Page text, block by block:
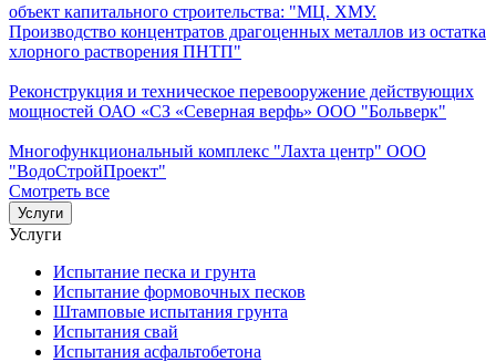
объект капитального строительства: "МЦ. ХМУ.
Производство концентратов драгоценных металлов из остатка
хлорного растворения ПНТП"
Реконструкция и техническое перевооружение действующих
мощностей ОАО «СЗ «Северная верфь» ООО "Больверк"
Многофункциональный комплекс "Лахта центр" ООО
"ВодоСтройПроект"
Смотреть все
Услуги
Услуги
Испытание песка и грунта
Испытание формовочных песков
Штамповые испытания грунта
Испытания свай
Испытания асфальтобетона